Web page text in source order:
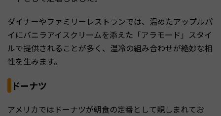
ダイナーやファミリーレストランでは、温めたアップルパ
イにバニラアイスクリームを添えた「アラモード」スタイ
ルで提供されることが多く、温冷の組み合わせが絶妙な相
性を生みます。
ドーナツ
アメリカではドーナツが朝食の定番として親しまれてお